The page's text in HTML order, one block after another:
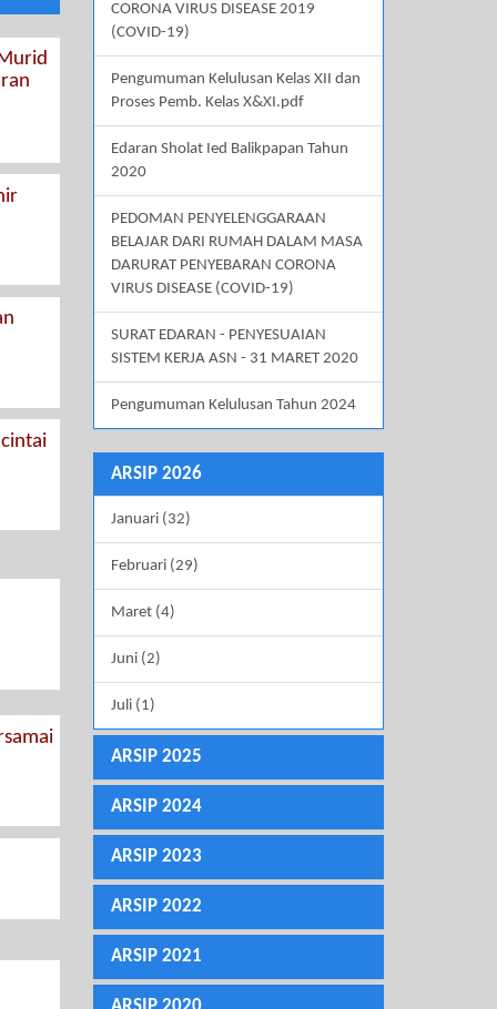
CORONA VIRUS DISEASE 2019
(COVID-19)
Pengumuman Kelulusan Kelas XII dan
Proses Pemb. Kelas X&XI.pdf
Edaran Sholat Ied Balikpapan Tahun
2020
PEDOMAN PENYELENGGARAAN
BELAJAR DARI RUMAH DALAM MASA
DARURAT PENYEBARAN CORONA
VIRUS DISEASE (COVID-19)
SURAT EDARAN - PENYESUAIAN
SISTEM KERJA ASN - 31 MARET 2020
Pengumuman Kelulusan Tahun 2024
ARSIP 2026
Januari (32)
Februari (29)
Maret (4)
Juni (2)
Juli (1)
ARSIP 2025
ARSIP 2024
ARSIP 2023
ARSIP 2022
ARSIP 2021